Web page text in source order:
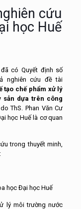
cứu
học Huế
có Quyết định số
nghiên cứu đề tài
tạo chế phẩm xử lý
sản dựa trên công
ThS. Phan Văn Cư
học Huế là cơ quan
trong thuyết minh,
học Đại học Huế
lý môi trường nước